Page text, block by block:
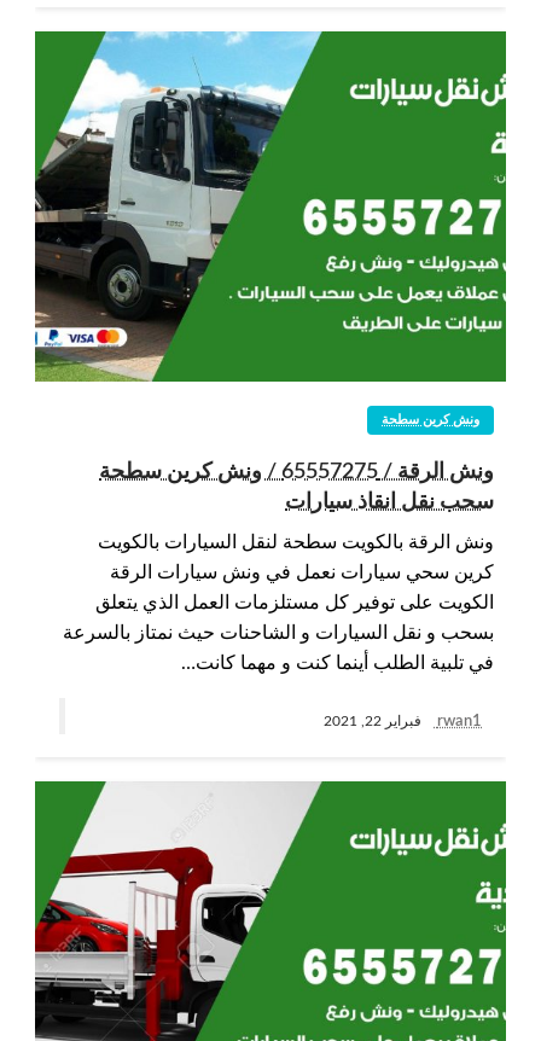
ونش كرين سطحة
ونش الرقة / 65557275 / ونش كرين سطحة
سحب نقل انقاذ سيارات
ونش الرقة بالكويت سطحة لنقل السيارات بالكويت
كرين سحي سيارات نعمل في ونش سيارات الرقة
الكويت على توفير كل مستلزمات العمل الذي يتعلق
بسحب و نقل السيارات و الشاحنات حيث نمتاز بالسرعة
في تلبية الطلب أينما كنت و مهما كانت…
rwan1 فبراير 22, 2021